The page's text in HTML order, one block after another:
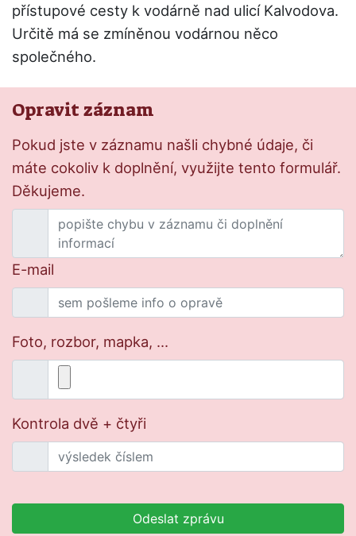
přístupové cesty k vodárně nad ulicí Kalvodova.
Určitě má se zmíněnou vodárnou něco
společného.
Opravit záznam
Pokud jste v záznamu našli chybné údaje, či
máte cokoliv k doplnění, využijte tento formulář.
Děkujeme.
E-mail
Foto, rozbor, mapka, ...
Kontrola dvě + čtyři
Odeslat zprávu